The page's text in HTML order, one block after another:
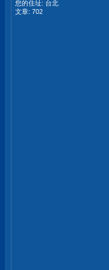
您的住址: 台北
文章: 702